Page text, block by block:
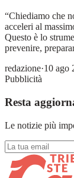
“Chiediamo che
acceleri al
Questo è lo
prevenire,
redazione·10 ago
Pubblicità
Resta
Le notizie più